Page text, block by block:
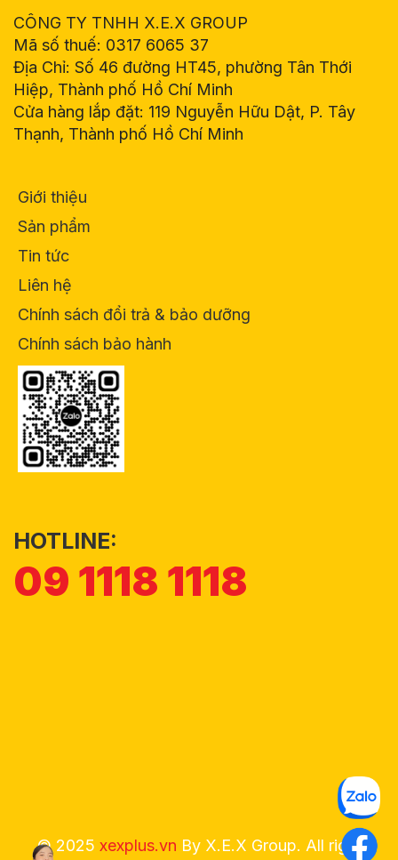
CÔNG TY TNHH X.E.X GROUP
Mã số thuế: 0317 6065 37
Địa Chỉ: Số 46 đường HT45, phường Tân Thới
Hiệp, Thành phố Hồ Chí Minh
Cửa hàng lắp đặt: 119 Nguyễn Hữu Dật, P. Tây
Thạnh, Thành phố Hồ Chí Minh
Giới thiệu
Sản phẩm
Tin tức
Liên hệ
Chính sách đổi trả & bảo dưỡng
Chính sách bảo hành
HOTLINE:
09 1118 1118
© 2025 xexplus.vn By X.E.X Group. All right